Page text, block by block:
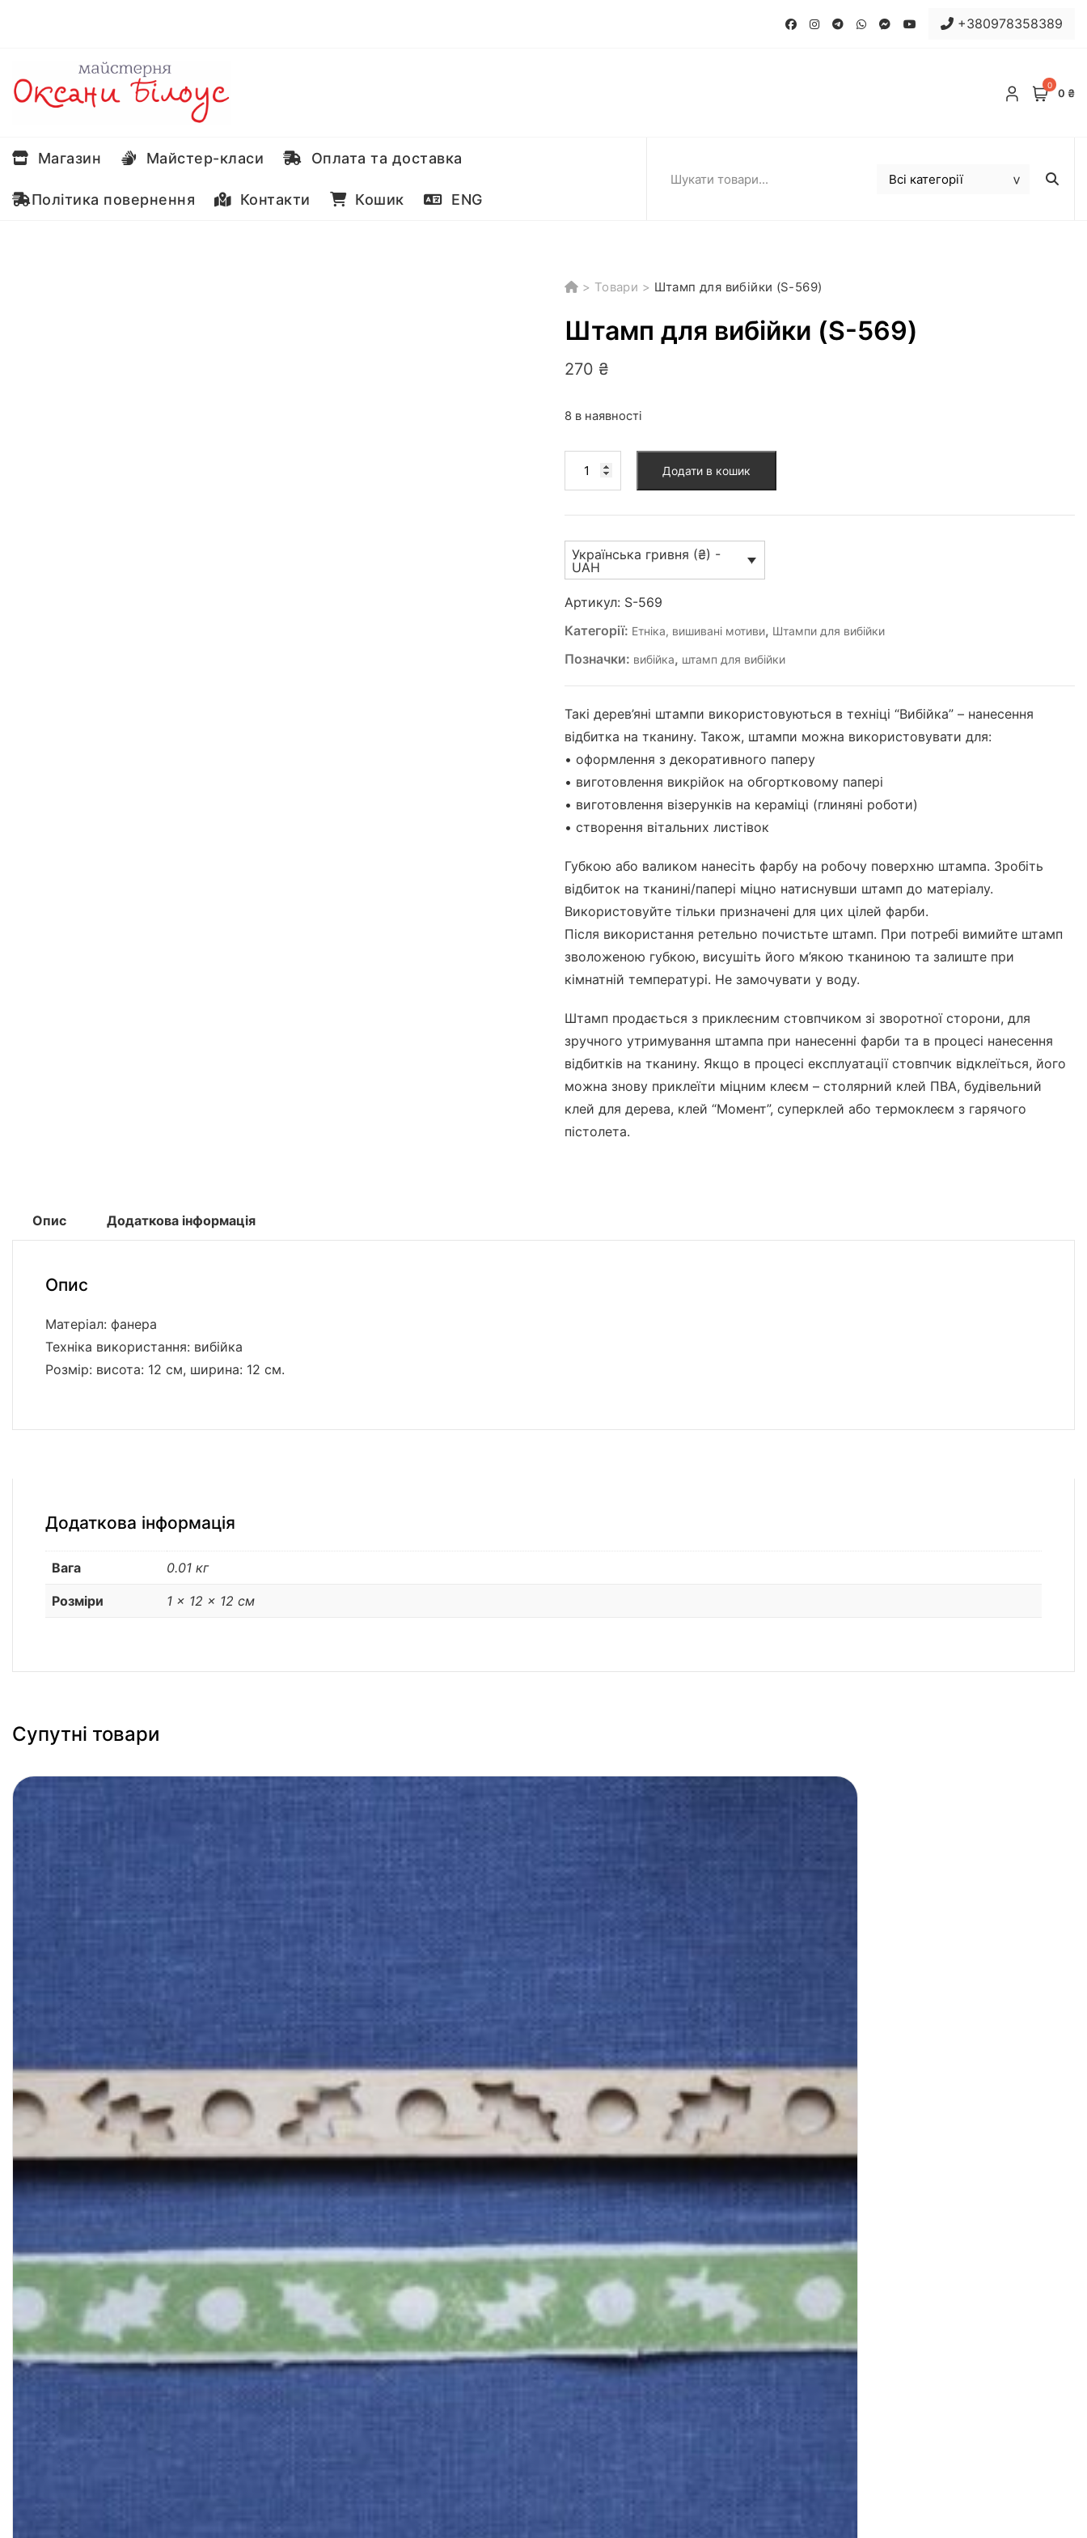
+380978358389
0
0 ₴
Магазин Майстер-класи Оплата та доставка
Політика повернення Контакти Кошик ENG
> Товари > Штамп для вибійки (S-569)
Штамп для вибійки (S-569)
270 ₴
8 в наявності
для
(S-
569)
кількість
Додати в кошик
Українська гривня (₴) -
UAH
Артикул: S-569
Категорії: Етніка, вишивані мотиви, Штампи для вибійки
Позначки: вибійка, штамп для вибійки
Такі дерев’яні штампи використовуються в техніці “Вибійка” – нанесення
відбитка на тканину. Також, штампи можна використовувати для:
• оформлення з декоративного паперу
• виготовлення викрійок на обгортковому папері
• виготовлення візерунків на кераміці (глиняні роботи)
• створення вітальних листівок
Губкою або валиком нанесіть фарбу на робочу поверхню штампа. Зробіть
відбиток на тканині/папері міцно натиснувши штамп до матеріалу.
Використовуйте тільки призначені для цих цілей фарби.
Після використання ретельно почистьте штамп. При потребі вимийте штамп
зволоженою губкою, висушіть його м’якою тканиною та залиште при
кімнатній температурі. Не замочувати у воду.
Штамп продається з приклеєним стовпчиком зі зворотної сторони, для
зручного утримування штампа при нанесенні фарби та в процесі нанесення
відбитків на тканину. Якщо в процесі експлуатації стовпчик відклеїться, його
можна знову приклеїти міцним клеєм – столярний клей ПВА, будівельний
клей для дерева, клей “Момент”, суперклей або термоклеєм з гарячого
пістолета.
Опис Додаткова інформація
Опис
Матеріал: фанера
Техніка використання: вибійка
Розмір: висота: 12 см, ширина: 12 см.
Додаткова інформація
Вага 0.01 кг
Розміри 1 × 12 × 12 см
Супутні товари